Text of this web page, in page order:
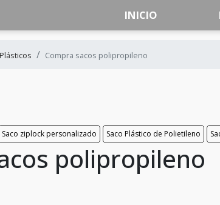
INICIO
Compra sacos polipropileno
Saco ziplock personalizado Saco Plástico de Polietileno
polipropileno